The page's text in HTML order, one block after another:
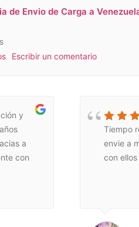
de Envio de Carga a
Escribir un comentario
y
a
con
Tiempo
envie a
con